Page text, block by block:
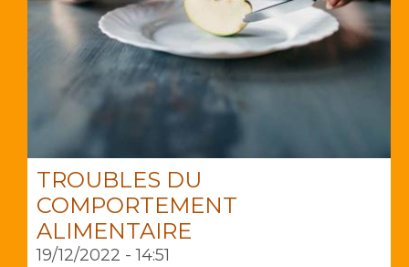
TROUBLES DU
COMPORTEMENT
ALIMENTAIRE
19/12/2022 - 14:51